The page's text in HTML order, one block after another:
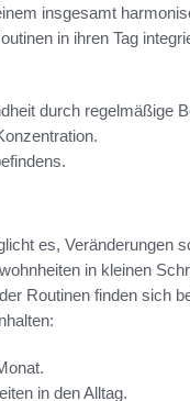
insgesamt
in ihren Tag
durch regelmäßige
es, Veränderungen
in kleinen
Routinen finden sich
in den Alltag.